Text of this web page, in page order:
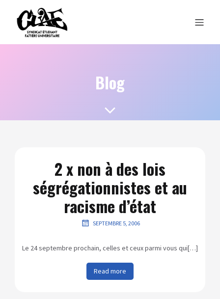
Blog
2 x non à des lois
ségrégationnistes et au
racisme d’état
SEPTEMBRE 5, 2006
Le 24 septembre prochain, celles et ceux parmi vous qui[…]
Read more